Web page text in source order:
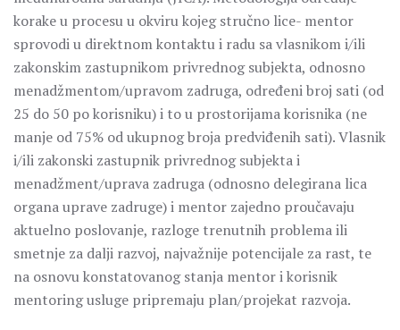
korake u procesu u okviru kojeg stručno lice- mentor
sprovodi u direktnom kontaktu i radu sa vlasnikom i/ili
zakonskim zastupnikom privrednog subjekta, odnosno
menadžmentom/upravom zadruga, određeni broj sati (od
25 do 50 po korisniku) i to u prostorijama korisnika (ne
manje od 75% od ukupnog broja predviđenih sati). Vlasnik
i/ili zakonski zastupnik privrednog subjekta i
menadžment/uprava zadruga (odnosno delegirana lica
organa uprave zadruge) i mentor zajedno proučavaju
aktuelno poslovanje, razloge trenutnih problema ili
smetnje za dalji razvoj, najvažnije potencijale za rast, te
na osnovu konstatovanog stanja mentor i korisnik
mentoring usluge pripremaju plan/projekat razvoja.